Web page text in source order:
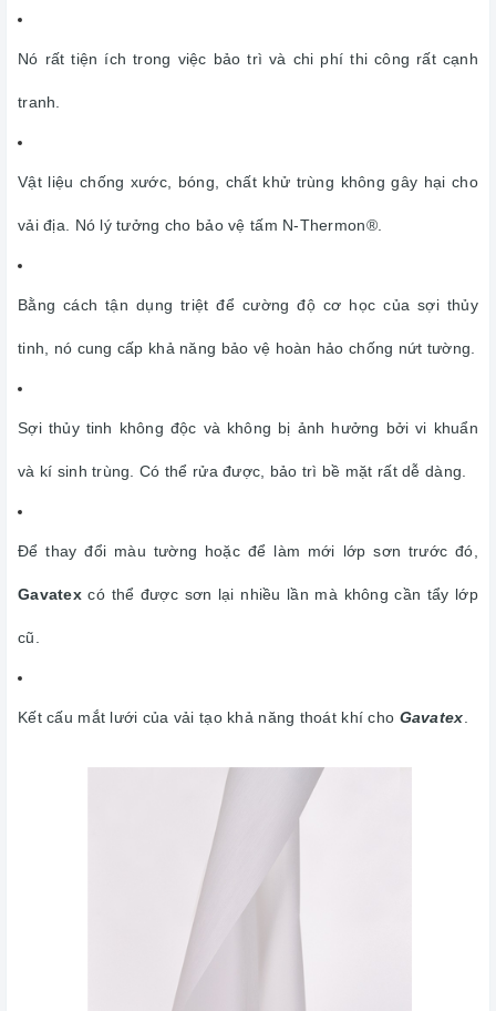
Nó rất tiện ích trong việc bảo trì và chi phí thi công rất cạnh
tranh.
Vật liệu chống xước, bóng, chất khử trùng không gây hại cho
vải địa. Nó lý tưởng cho bảo vệ tấm N-Thermon®.
Bằng cách tận dụng triệt để cường độ cơ học của sợi thủy
tinh, nó cung cấp khả năng bảo vệ hoàn hảo chống nứt tường.
Sợi thủy tinh không độc và không bị ảnh hưởng bởi vi khuẩn
và kí sinh trùng. Có thể rửa được, bảo trì bề mặt rất dễ dàng.
Để thay đổi màu tường hoặc để làm mới lớp sơn trước đó,
Gavatexcó thể được sơn lại nhiều lần mà không cần tẩy lớp
cũ.
Kết cấu mắt lưới của vải tạo khả năng thoát khí cho Gavatex.